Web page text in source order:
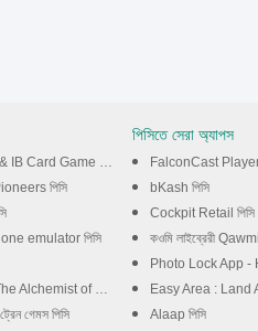
Card Game পিসি
পিসি
emulator পিসি
& the Envisioned Land পিসি
গেমস পিসি
পিসিতে সেরা অ্যাপস
FalconCast Player
bKash পিসি
Cockpit Retail পিসি
কওমি লাইব্রেরী
Photo Lock App -
Easy Area : Land
Alaap পিসি